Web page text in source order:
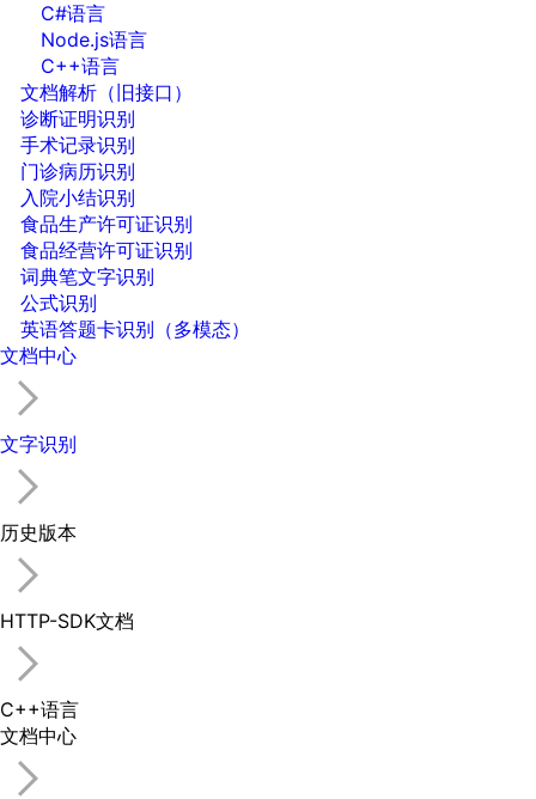
C#语言
Node.js语言
C++语言
文档解析（旧接口）
诊断证明识别
手术记录识别
门诊病历识别
入院小结识别
食品生产许可证识别
食品经营许可证识别
词典笔文字识别
公式识别
英语答题卡识别（多模态）
文档中心
文字识别
历史版本
HTTP-SDK文档
C++语言
文档中心